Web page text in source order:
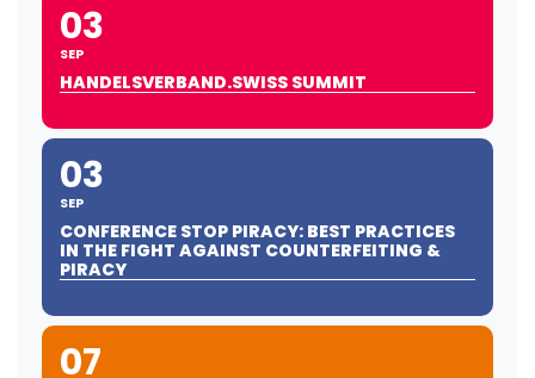
03
SEP
HANDELSVERBAND.SWISS SUMMIT
03
SEP
CONFERENCE STOP PIRACY: BEST PRACTICES
IN THE FIGHT AGAINST COUNTERFEITING &
PIRACY
07